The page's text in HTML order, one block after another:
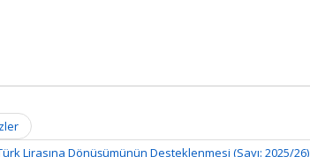
Lirasına Dönüşümünün Desteklenmesi (Sayı: 2025/26)